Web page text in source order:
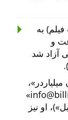
به
و
آزاد شد
،
)، او نیز